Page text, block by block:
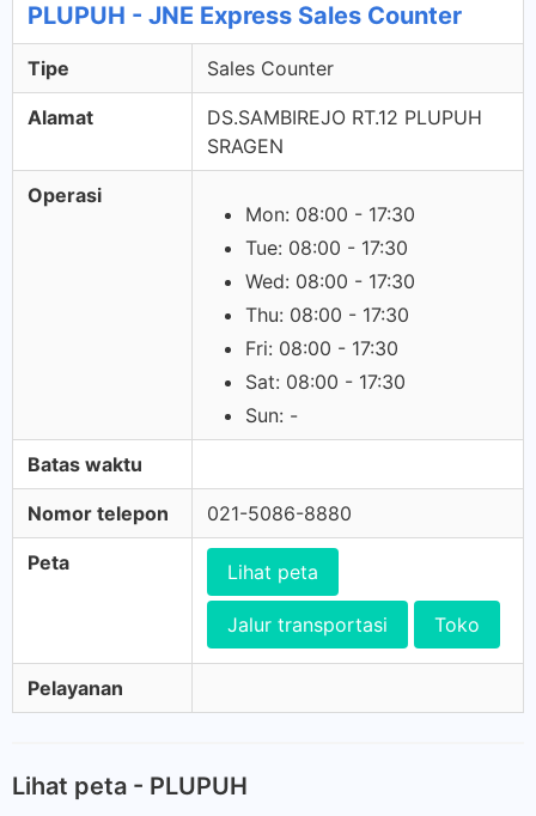
PLUPUH - JNE Express Sales Counter
Tipe Sales Counter
Alamat
DS.SAMBIREJO RT.12 PLUPUH
SRAGEN
Operasi
Mon: 08:00 - 17:30
Tue: 08:00 - 17:30
Wed: 08:00 - 17:30
Thu: 08:00 - 17:30
Fri: 08:00 - 17:30
Sat: 08:00 - 17:30
Sun: -
Batas waktu
Nomor telepon 021-5086-8880
Peta Lihat peta
Jalur transportasi Toko
Pelayanan
Lihat peta - PLUPUH